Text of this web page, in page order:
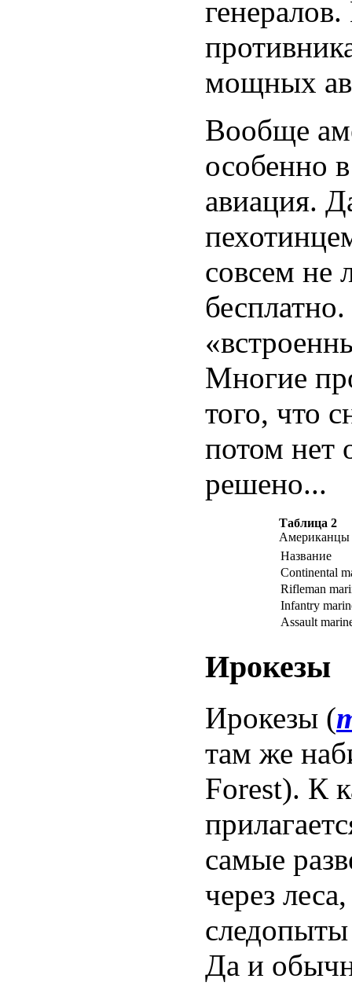
мощных
Вообще
особенно
авиация.
совсем
Многие
того, что
потом нет
решено...
Таблица 2
Американцы
Название
Continental
Rifleman
Infantry
Assault
Ирокезы
Ирокезы (
там же
Forest). К
самые
через
Да и